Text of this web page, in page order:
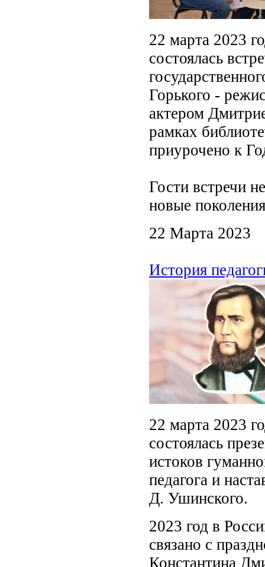
22 марта 2023
состоялась
Горького -
актером
рамках
приурочено к
Гости встречи
новые
22 Марта 2023
История
22 марта 2023
состоялась
истоков
педагога и
Д. Ушинского.
2023 год в
связано с
Константина